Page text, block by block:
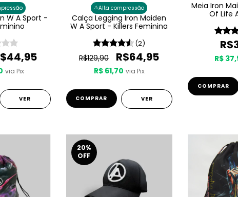
W A Sport -
via Pix
VER
⚠️Alta compressão
Calça Legging Iron Maiden
W A Sport - Killers Feminina
(2)
R$129,90 R$64,95
R$ 61,70 via Pix
COMPRAR VER
Meia Iron
Of Life
R$
COMPRAR
20%
OFF